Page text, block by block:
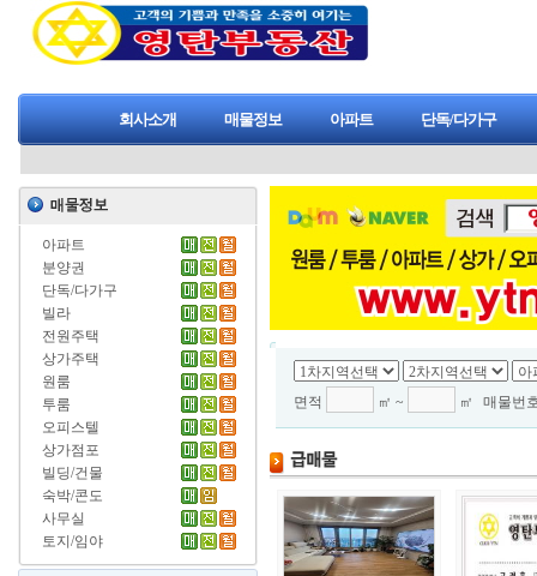
회사소개 매물정보 아파트 단독/다가구
아파트
분양권
단독/다가구
빌라
전원주택
상가주택
원룸
투룸
오피스텔
상가점포
빌딩/건물
숙박/콘도
사무실
토지/임야
면적 ㎡ ~ ㎡ 매물번